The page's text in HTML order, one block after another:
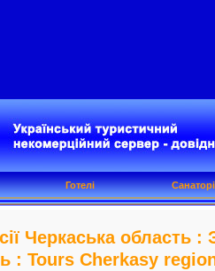
Черкаська область :
: Tours Cherkasy
Готелі